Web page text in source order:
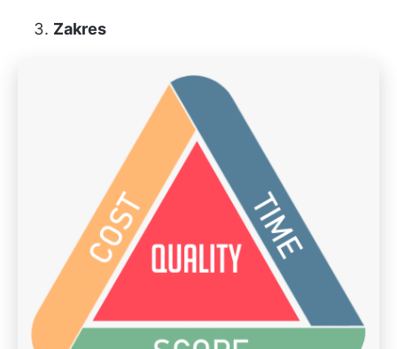
Zakres